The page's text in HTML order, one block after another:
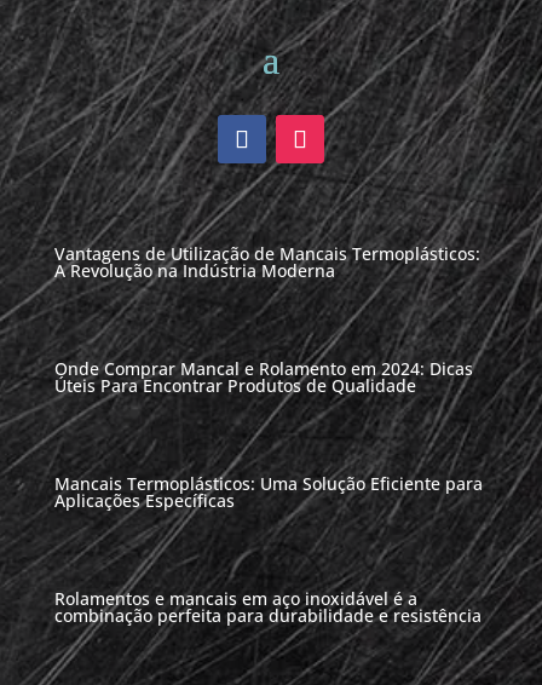
Vantagens de Utilização de Mancais Termoplásticos:
A Revolução na Indústria Moderna
Onde Comprar Mancal e Rolamento em 2024: Dicas
Úteis Para Encontrar Produtos de Qualidade
Mancais Termoplásticos: Uma Solução Eficiente para
Aplicações Específicas
Rolamentos e mancais em aço inoxidável é a
combinação perfeita para durabilidade e resistência